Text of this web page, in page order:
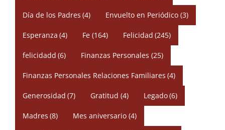
Día de los Padres (4) Envuelto en Periódico (3)
Esperanza (4) Fe (164) Felicidad (245)
felicidadd (6) Finanzas Personales (25)
Finanzas Personales Relaciones Familiares (4)
Generosidad (7) Gratitud (4) Legado(6)
Madres (8) Mes aniversario (4)